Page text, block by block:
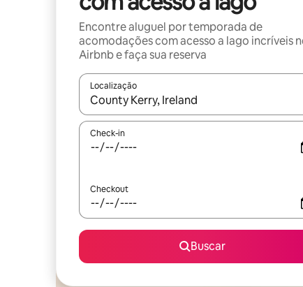
Encontre aluguel por temporada de
acomodações com acesso a lago incríveis
Airbnb e faça sua reserva
Localização
Quando os resultados estiverem disponíveis,
Check-in
Checkout
Buscar